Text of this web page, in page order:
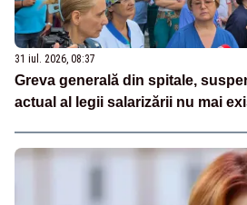
31 iul. 2026, 08:37
Greva generală din spitale,
actual al legii salarizării nu mai